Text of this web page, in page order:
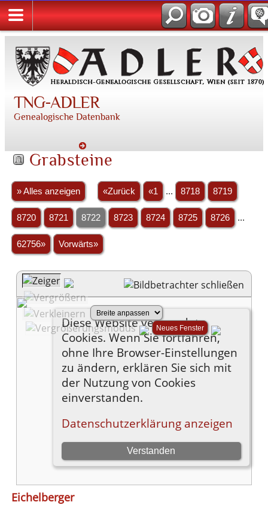
TNG-ADLER
Genealogische Datenbank
Grabsteine
» Alles anzeigen «Zurück «1 ... 8718 8719
8720 8721 8722 8723 8724 8725 8726 ...
62756» Vorwärts»
Eichelberger